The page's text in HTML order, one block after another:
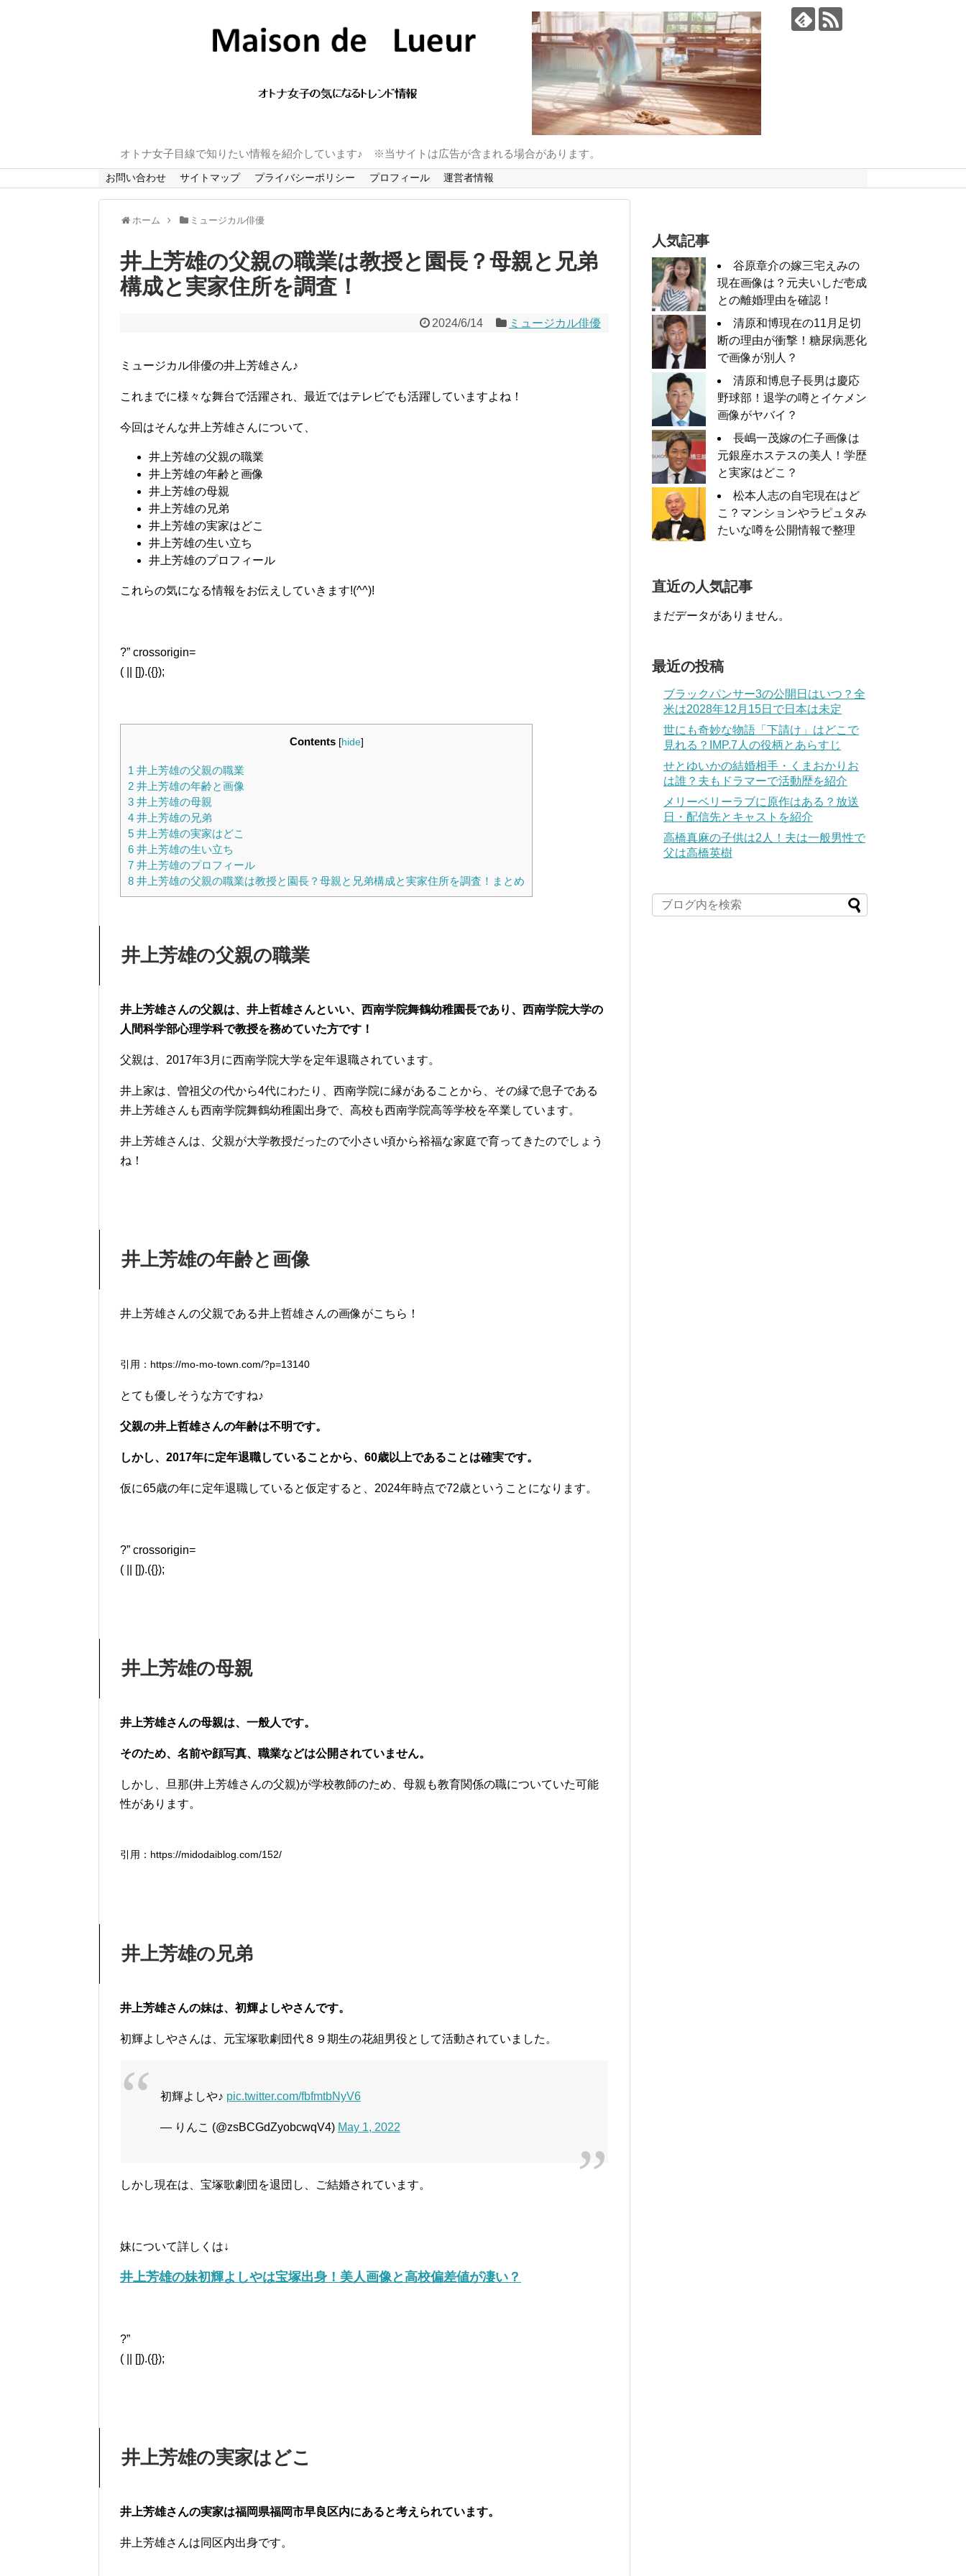
オトナ女子目線で知りたい情報を紹介しています♪ ※当サイトは広告が含まれる場合があります。
お問い合わせ サイトマップ プライバシーポリシー プロフィール 運営者情報
ホーム ミュージカル俳優
井上芳雄の父親の職業は教授と園長？母親と兄弟
構成と実家住所を調査！
2024/6/14 ミュージカル俳優
ミュージカル俳優の井上芳雄さん♪
これまでに様々な舞台で活躍され、最近ではテレビでも活躍していますよね！
今回はそんな井上芳雄さんについて、
井上芳雄の父親の職業
井上芳雄の年齢と画像
井上芳雄の母親
井上芳雄の兄弟
井上芳雄の実家はどこ
井上芳雄の生い立ち
井上芳雄のプロフィール
これらの気になる情報をお伝えしていきます!(^^)!
?” crossorigin=
( || []).({});
Contents [hide]
1 井上芳雄の父親の職業
2 井上芳雄の年齢と画像
3 井上芳雄の母親
4 井上芳雄の兄弟
5 井上芳雄の実家はどこ
6 井上芳雄の生い立ち
7 井上芳雄のプロフィール
8 井上芳雄の父親の職業は教授と園長？母親と兄弟構成と実家住所を調査！まとめ
井上芳雄の父親の職業
井上芳雄さんの父親は、井上哲雄さんといい、西南学院舞鶴幼稚園長であり、西南学院大学の
人間科学部心理学科で教授を務めていた方です！
父親は、2017年3月に西南学院大学を定年退職されています。
井上家は、曽祖父の代から4代にわたり、西南学院に縁があることから、その縁で息子である
井上芳雄さんも西南学院舞鶴幼稚園出身で、高校も西南学院高等学校を卒業しています。
井上芳雄さんは、父親が大学教授だったので小さい頃から裕福な家庭で育ってきたのでしょう
ね！
井上芳雄の年齢と画像
井上芳雄さんの父親である井上哲雄さんの画像がこちら！
引用：https://mo-mo-town.com/?p=13140
とても優しそうな方ですね♪
父親の井上哲雄さんの年齢は不明です。
しかし、2017年に定年退職していることから、60歳以上であることは確実です。
仮に65歳の年に定年退職していると仮定すると、2024年時点で72歳ということになります。
?” crossorigin=
( || []).({});
井上芳雄の母親
井上芳雄さんの母親は、一般人です。
そのため、名前や顔写真、職業などは公開されていません。
しかし、旦那(井上芳雄さんの父親)が学校教師のため、母親も教育関係の職についていた可能
性があります。
引用：https://midodaiblog.com/152/
井上芳雄の兄弟
井上芳雄さんの妹は、初輝よしやさんです。
初輝よしやさんは、元宝塚歌劇団代８９期生の花組男役として活動されていました。
初輝よしや♪ pic.twitter.com/fbfmtbNyV6
— りんこ (@zsBCGdZyobcwqV4) May 1, 2022
しかし現在は、宝塚歌劇団を退団し、ご結婚されています。
妹について詳しくは↓
井上芳雄の妹初輝よしやは宝塚出身！美人画像と高校偏差値が凄い？
?”
( || []).({});
井上芳雄の実家はどこ
井上芳雄さんの実家は福岡県福岡市早良区内にあると考えられています。
井上芳雄さんは同区内出身です。
人気記事
谷原章介の嫁三宅えみの
現在画像は？元夫いしだ壱成
との離婚理由を確認！
清原和博現在の11月足切
断の理由が衝撃！糖尿病悪化
で画像が別人？
清原和博息子長男は慶応
野球部！退学の噂とイケメン
画像がヤバイ？
長嶋一茂嫁の仁子画像は
元銀座ホステスの美人！学歴
と実家はどこ？
松本人志の自宅現在はど
こ？マンションやラピュタみ
たいな噂を公開情報で整理
直近の人気記事
まだデータがありません。
最近の投稿
ブラックパンサー3の公開日はいつ？全
米は2028年12月15日で日本は未定
世にも奇妙な物語「下請け」はどこで
見れる？IMP.7人の役柄とあらすじ
せとゆいかの結婚相手・くまおかりお
は誰？夫もドラマーで活動歴を紹介
メリーベリーラブに原作はある？放送
日・配信先とキャストを紹介
高橋真麻の子供は2人！夫は一般男性で
父は高橋英樹